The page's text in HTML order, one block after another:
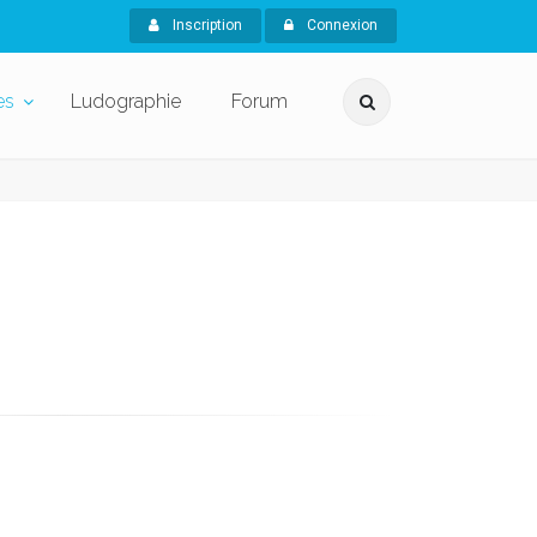
Inscription Connexion
Ludographie Forum